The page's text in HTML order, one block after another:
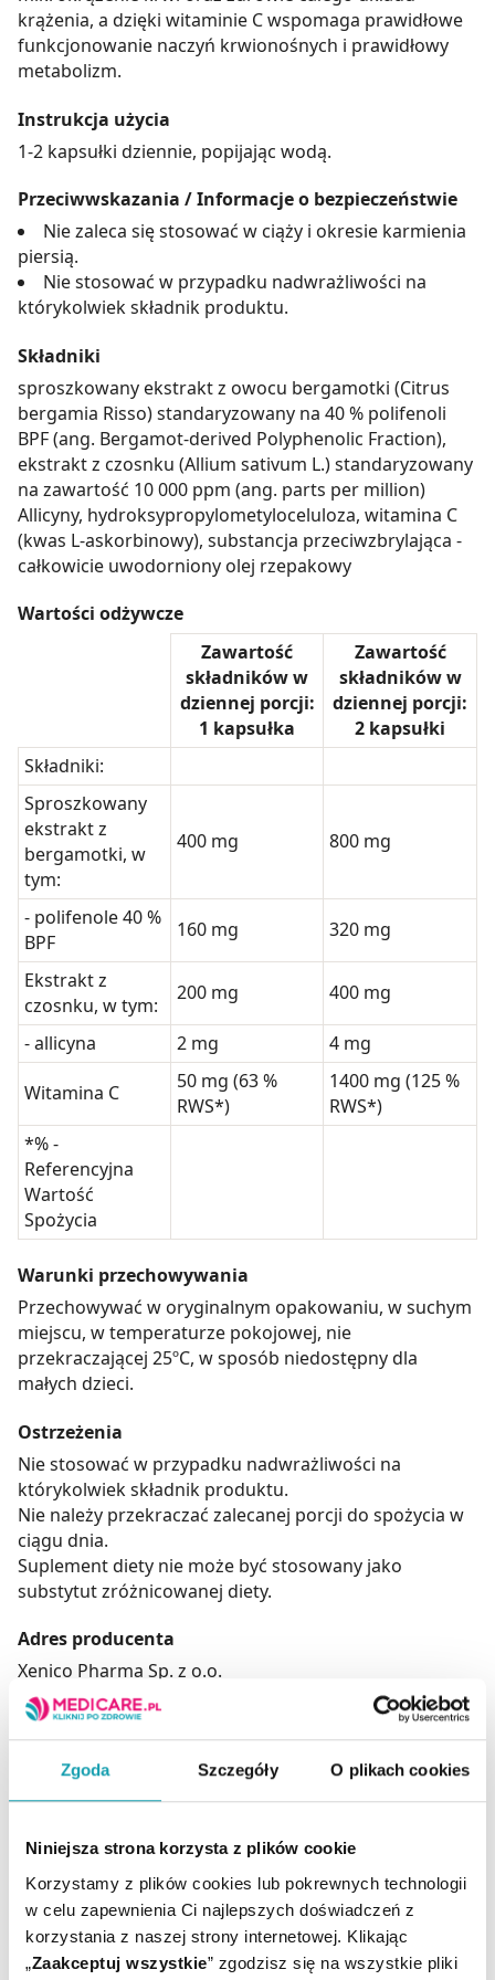
Zgoda Szczegóły O plikach cookies
Niniejsza strona korzysta z plików cookie
Korzystamy z plików cookies lub pokrewnych technologii
w celu zapewnienia Ci najlepszych doświadczeń z
korzystania z naszej strony internetowej. Klikając
„Zaakceptuj wszystkie” zgodzisz się na wszystkie pliki
krążenia, a dzięki witaminie C wspomaga prawidłowe
funkcjonowanie naczyń krwionośnych i prawidłowy
metabolizm.
Instrukcja użycia
1-2 kapsułki dziennie, popijając wodą.
Przeciwwskazania / Informacje o bezpieczeństwie
Nie zaleca się stosować w ciąży i okresie karmienia
piersią.
Nie stosować w przypadku nadwrażliwości na
którykolwiek składnik produktu.
Składniki
sproszkowany ekstrakt z owocu bergamotki (Citrus
bergamia Risso) standaryzowany na 40 % polifenoli
BPF (ang. Bergamot-derived Polyphenolic Fraction),
ekstrakt z czosnku (Allium sativum L.) standaryzowany
na zawartość 10 000 ppm (ang. parts per million)
Allicyny, hydroksypropylometyloceluloza, witamina C
(kwas L-askorbinowy), substancja przeciwzbrylająca -
całkowicie uwodorniony olej rzepakowy
Wartości odżywcze
Zawartość
składników w
dziennej porcji:
1 kapsułka
Zawartość
składników w
dziennej porcji:
2 kapsułki
Składniki:
Sproszkowany
ekstrakt z
bergamotki, w
tym:
400 mg 800 mg
- polifenole 40 %
BPF
160 mg 320 mg
Ekstrakt z
czosnku, w tym:
200 mg 400 mg
- allicyna 2 mg 4 mg
Witamina C
50 mg (63 %
RWS*)
1400 mg (125 %
RWS*)
*% -
Referencyjna
Wartość
Spożycia
Warunki przechowywania
Przechowywać w oryginalnym opakowaniu, w suchym
miejscu, w temperaturze pokojowej, nie
przekraczającej 25ºC, w sposób niedostępny dla
małych dzieci.
Ostrzeżenia
Nie stosować w przypadku nadwrażliwości na
którykolwiek składnik produktu.
Nie należy przekraczać zalecanej porcji do spożycia w
ciągu dnia.
Suplement diety nie może być stosowany jako
substytut zróżnicowanej diety.
Adres producenta
Xenico Pharma Sp. z o.o.
ul. Białowieska 91b,
54-234 Wrocław,
Polska,
www.xenico.pl
Xenico Pharma Sp. z o.o.
ul. Białowieska 91b,
54-234 Wrocław,
Polska,
www.xenico.pl